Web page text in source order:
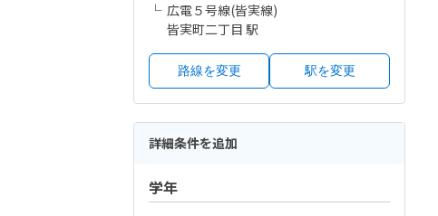
広電５号線(皆実線)
皆実町二丁目 駅
路線を変更 駅を変更
詳細条件を追加
学年